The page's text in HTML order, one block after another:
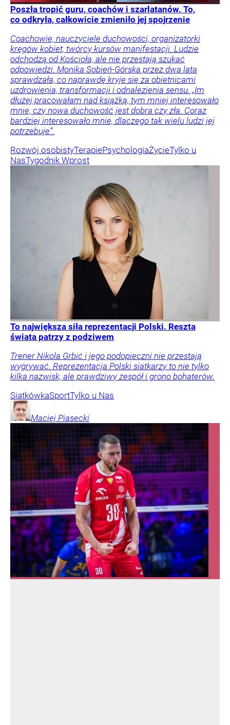
Poszła tropić guru, coachów i szarlatanów. To,
co odkryła, całkowicie zmieniło jej spojrzenie
Coachowie, nauczyciele duchowości, organizatorki
kręgów kobiet, twórcy kursów manifestacji. Ludzie
odchodzą od Kościoła, ale nie przestają szukać
odpowiedzi. Monika Sobień-Górska przez dwa lata
sprawdzała, co naprawdę kryje się za obietnicami
uzdrowienia, transformacji i odnalezienia sensu. „Im
dłużej pracowałam nad książką, tym mniej interesowało
mnie, czy nowa duchowość jest dobra czy zła. Coraz
bardziej interesowało mnie, dlaczego tak wielu ludzi jej
potrzebuje”.
Rozwój osobistyTerapiePsychologiaŻycieTylko u
NasTygodnik Wprost
To największa siła reprezentacji Polski. Reszta
świata patrzy z podziwem
Trener Nikola Grbić i jego podopieczni nie przestają
wygrywać. Reprezentacja Polski siatkarzy to nie tylko
kilka nazwisk, ale prawdziwy zespół i grono bohaterów.
SiatkówkaSportTylko u Nas
Maciej Piasecki